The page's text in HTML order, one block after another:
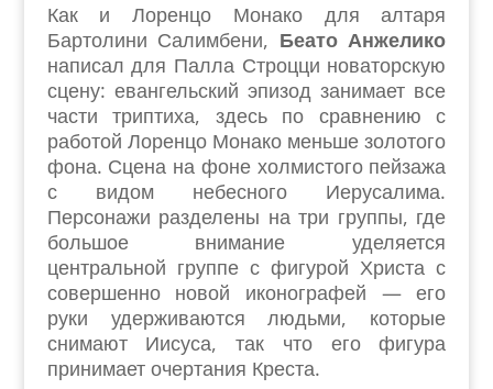
Как и Лоренцо Монако для алтаря
Бартолини Салимбени, Беато Анжелико
написал для Палла Строцци новаторскую
сцену: евангельский эпизод занимает все
части триптиха, здесь по сравнению с
работой Лоренцо Монако меньше золотого
фона. Сцена на фоне холмистого пейзажа
с видом небесного Иерусалима.
Персонажи разделены на три группы, где
большое внимание уделяется
центральной группе с фигурой Христа с
совершенно новой иконографей — его
руки удерживаются людьми, которые
снимают Иисуса, так что его фигура
принимает очертания Креста.